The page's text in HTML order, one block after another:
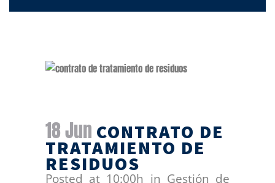
18 Jun CONTRATO DE
TRATAMIENTO DE
RESIDUOS
Posted at 10:00h in Gestión de